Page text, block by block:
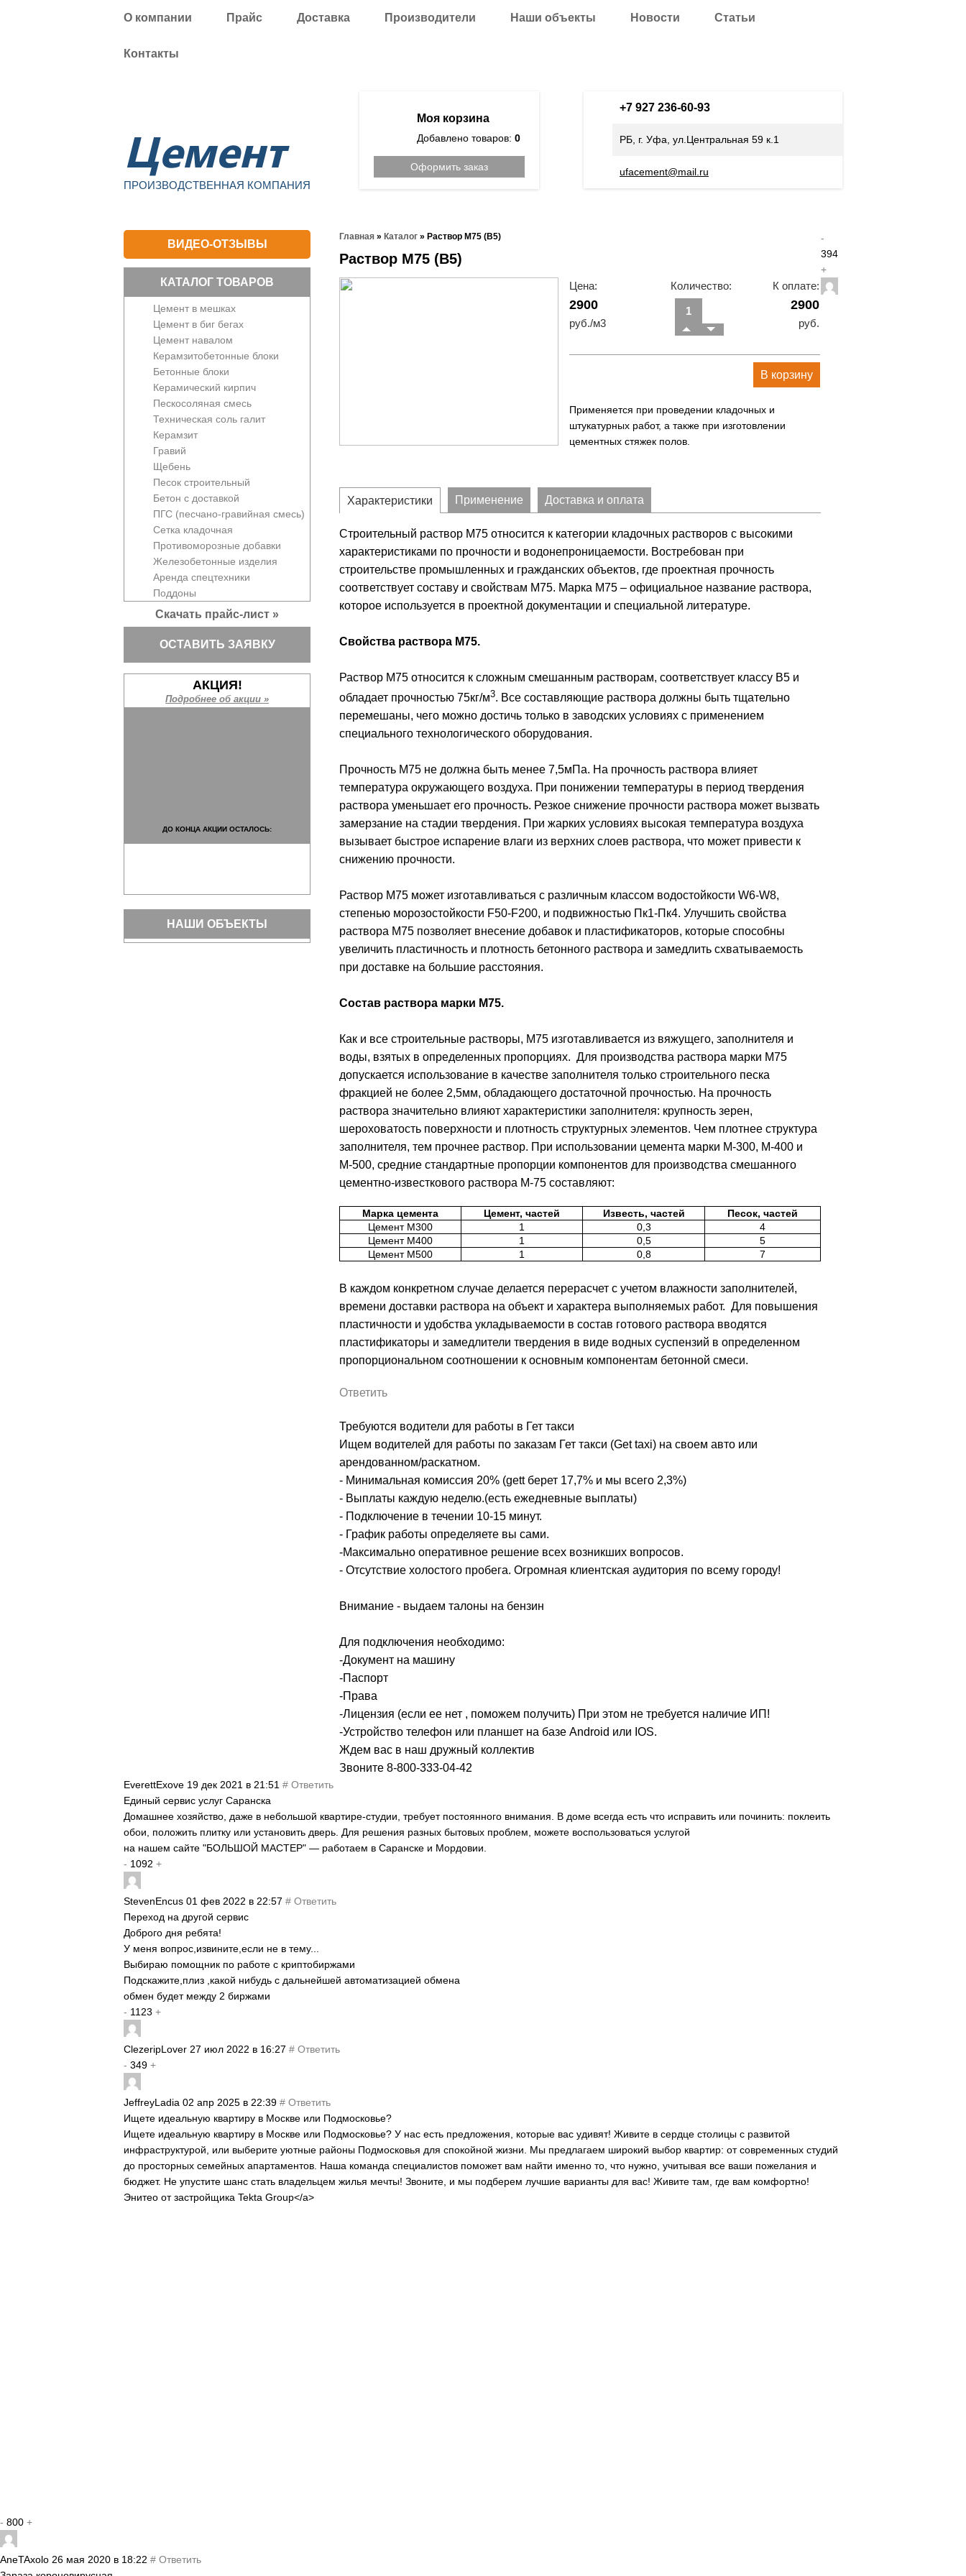
О компании Прайс Доставка Производители Наши объекты Новости Статьи
Контакты
Цемент
ПРОИЗВОДСТВЕННАЯ КОМПАНИЯ
Моя корзина
Добавлено товаров: 0
Оформить заказ
+7 927 236-60-93
РБ, г. Уфа, ул.Центральная 59 к.1
ufacement@mail.ru
ВИДЕО-ОТЗЫВЫ
КАТАЛОГ ТОВАРОВ
Цемент в мешках
Цемент в биг бегах
Цемент навалом
Керамзитобетонные блоки
Бетонные блоки
Керамический кирпич
Пескосоляная смесь
Техническая соль галит
Керамзит
Гравий
Щебень
Песок строительный
Бетон с доставкой
ПГС (песчано-гравийная смесь)
Сетка кладочная
Противоморозные добавки
Железобетонные изделия
Аренда спецтехники
Поддоны
Скачать прайс-лист »
ОСТАВИТЬ ЗАЯВКУ
АКЦИЯ!
Подробнее об акции »
ДО КОНЦА АКЦИИ ОСТАЛОСЬ:
НАШИ ОБЪЕКТЫ
Главная » Каталог » Раствор М75 (В5)
Раствор М75 (В5)
Цена:
2900
руб./м3
Количество: К оплате:
2900
руб.
В корзину
Применяется при проведении кладочных и
штукатурных работ, а также при изготовлении
цементных стяжек полов.
Характеристики Применение Доставка и оплата
Строительный раствор М75 относится к категории кладочных растворов с высокими
характеристиками по прочности и водонепроницаемости. Востребован при
строительстве промышленных и гражданских объектов, где проектная прочность
соответствует составу и свойствам М75. Марка М75 – официальное название раствора,
которое используется в проектной документации и специальной литературе.
Свойства раствора М75.
Раствор М75 относится к сложным смешанным растворам, соответствует классу В5 и
обладает прочностью 75кг/м3. Все составляющие раствора должны быть тщательно
перемешаны, чего можно достичь только в заводских условиях с применением
специального технологического оборудования.
Прочность М75 не должна быть менее 7,5мПа. На прочность раствора влияет
температура окружающего воздуха. При понижении температуры в период твердения
раствора уменьшает его прочность. Резкое снижение прочности раствора может вызвать
замерзание на стадии твердения. При жарких условиях высокая температура воздуха
вызывает быстрое испарение влаги из верхних слоев раствора, что может привести к
снижению прочности.
Раствор М75 может изготавливаться с различным классом водостойкости W6-W8,
степенью морозостойкости F50-F200, и подвижностью Пк1-Пк4. Улучшить свойства
раствора М75 позволяет внесение добавок и пластификаторов, которые способны
увеличить пластичность и плотность бетонного раствора и замедлить схватываемость
при доставке на большие расстояния.
Состав раствора марки М75.
Как и все строительные растворы, М75 изготавливается из вяжущего, заполнителя и
воды, взятых в определенных пропорциях. Для производства раствора марки М75
допускается использование в качестве заполнителя только строительного песка
фракцией не более 2,5мм, обладающего достаточной прочностью. На прочность
раствора значительно влияют характеристики заполнителя: крупность зерен,
шероховатость поверхности и плотность структурных элементов. Чем плотнее структура
заполнителя, тем прочнее раствор. При использовании цемента марки М-300, М-400 и
М-500, средние стандартные пропорции компонентов для производства смешанного
цементно-известкового раствора М-75 составляют:
Марка цемента Цемент, частей Известь, частей
Песок, частей
Цемент М300
1 0,3
4
Цемент М400
1 0,5
5
Цемент М500
1 0,8 7
В каждом конкретном случае делается перерасчет с учетом влажности заполнителей,
времени доставки раствора на объект и характера выполняемых работ. Для повышения
пластичности и удобства укладываемости в состав готового раствора вводятся
пластификаторы и замедлители твердения в виде водных суспензий в определенном
пропорциональном соотношении к основным компонентам бетонной смеси.
Ответить
Требуются водители для работы в Гет такси
Ищем водителей для работы по заказам Гет такси (Get taxi) на своем авто или
арендованном/раскатном.
- Минимальная комиссия 20% (gett берет 17,7% и мы всего 2,3%)
- Выплаты каждую неделю.(есть ежедневные выплаты)
- Подключение в течении 10-15 минут.
- График работы определяете вы сами.
-Максимально оперативное решение всех возникших вопросов.
- Отсутствие холостого пробега. Огромная клиентская аудитория по всему городу!
Внимание - выдаем талоны на бензин
Для подключения необходимо:
-Документ на машину
-Паспорт
-Права
-Лицензия (если ее нет , поможем получить) При этом не требуется наличие ИП!
-Устройство телефон или планшет на базе Android или IOS.
Ждем вас в наш дружный коллектив
Звоните 8-800-333-04-42
-
394
+
EverettExove 19 дек 2021 в 21:51 # Ответить
Единый сервис услуг Саранска
Домашнее хозяйство, даже в небольшой квартире-студии, требует постоянного внимания. В доме всегда есть что исправить или починить: поклеить
обои, положить плитку или установить дверь. Для решения разных бытовых проблем, можете воспользоваться услугой
на нашем сайте "БОЛЬШОЙ МАСТЕР" — работаем в Саранске и Мордовии.
- 1092 +
StevenEncus 01 фев 2022 в 22:57 # Ответить
Переход на другой сервис
Доброго дня ребята!
У меня вопрос,извините,если не в тему...
Выбираю помощник по работе с криптобиржами
Подскажите,плиз ,какой нибудь с дальнейшей автоматизацией обмена
обмен будет между 2 биржами
- 1123 +
ClezeripLover 27 июл 2022 в 16:27 # Ответить
- 349 +
JeffreyLadia 02 апр 2025 в 22:39 # Ответить
Ищете идеальную квартиру в Москве или Подмосковье?
Ищете идеальную квартиру в Москве или Подмосковье? У нас есть предложения, которые вас удивят! Живите в сердце столицы с развитой
инфраструктурой, или выберите уютные районы Подмосковья для спокойной жизни. Мы предлагаем широкий выбор квартир: от современных студий
до просторных семейных апартаментов. Наша команда специалистов поможет вам найти именно то, что нужно, учитывая все ваши пожелания и
бюджет. Не упустите шанс стать владельцем жилья мечты! Звоните, и мы подберем лучшие варианты для вас! Живите там, где вам комфортно!
Энитео от застройщика Tekta Group</a>
- 800 +
AneTAxolo 26 мая 2020 в 18:22 # Ответить